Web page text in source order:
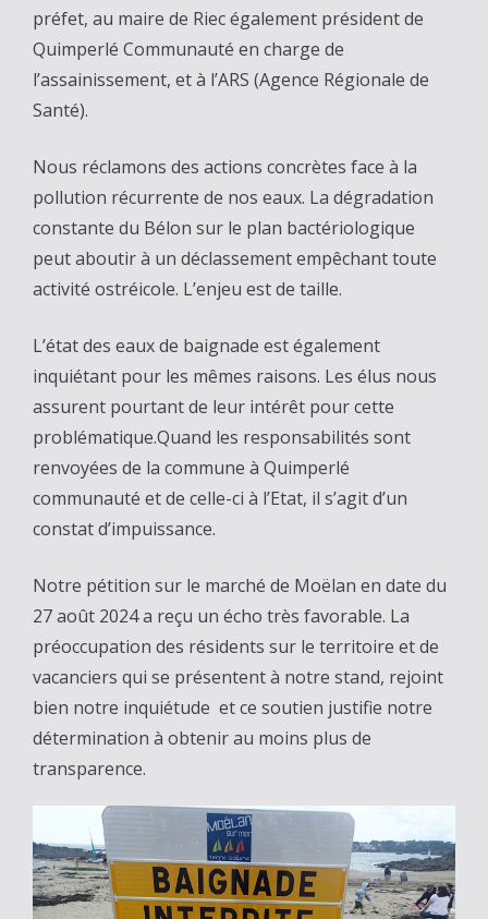
préfet, au maire de Riec également président de
Quimperlé Communauté en charge de
l’assainissement, et à l’ARS (Agence Régionale de
Santé).
Nous réclamons des actions concrètes face à la
pollution récurrente de nos eaux. La dégradation
constante du Bélon sur le plan bactériologique
peut aboutir à un déclassement empêchant toute
activité ostréicole. L’enjeu est de taille.
L’état des eaux de baignade est également
inquiétant pour les mêmes raisons. Les élus nous
assurent pourtant de leur intérêt pour cette
problématique.Quand les responsabilités sont
renvoyées de la commune à Quimperlé
communauté et de celle-ci à l’Etat, il s’agit d’un
constat d’impuissance.
Notre pétition sur le marché de Moëlan en date du
27 août 2024 a reçu un écho très favorable. La
préoccupation des résidents sur le territoire et de
vacanciers qui se présentent à notre stand, rejoint
bien notre inquiétude et ce soutien justifie notre
détermination à obtenir au moins plus de
transparence.